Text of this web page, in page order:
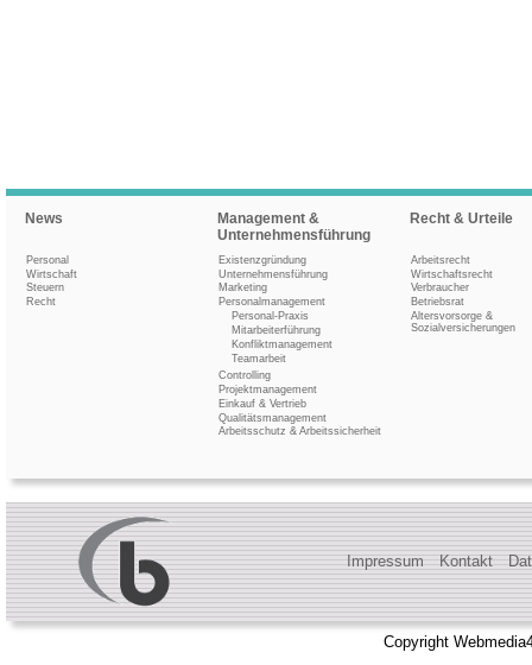
News
Personal
Wirtschaft
Steuern
Recht
Management &
Unternehmensführung
Existenzgründung
Unternehmensführung
Marketing
Personalmanagement
Personal-Praxis
Mitarbeiterführung
Konfliktmanagement
Teamarbeit
Controlling
Projektmanagement
Einkauf & Vertrieb
Qualitätsmanagement
Arbeitsschutz & Arbeitssicherheit
Recht & Urteile
Arbeitsrecht
Wirtschaftsrecht
Verbraucher
Betriebsrat
Altersvorsorge &
Sozialversicherungen
Impressum Kontakt
Copyright